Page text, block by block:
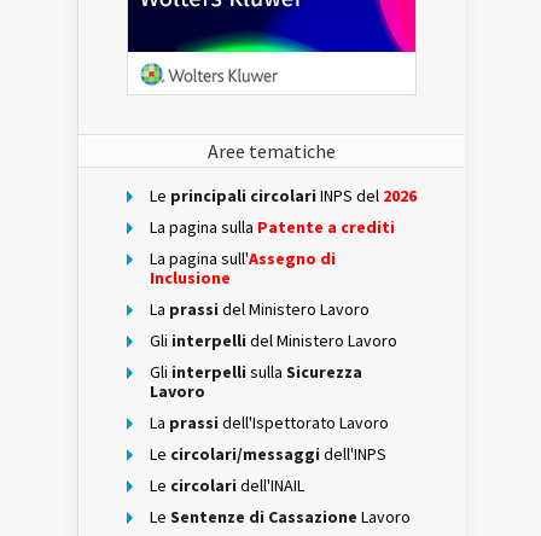
Aree tematiche
Le principali circolari INPS del 2026
La pagina sulla Patente a crediti
La pagina sull'Assegno di
Inclusione
La prassi del Ministero Lavoro
Gli interpelli del Ministero Lavoro
Gli interpelli sulla Sicurezza
Lavoro
La prassi dell'Ispettorato Lavoro
Le circolari/messaggi dell'INPS
Le circolari dell'INAIL
Le Sentenze di Cassazione Lavoro